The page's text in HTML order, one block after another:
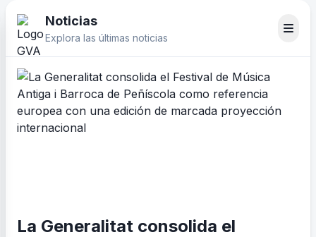
Noticias
Explora las últimas noticias
La Generalitat consolida el